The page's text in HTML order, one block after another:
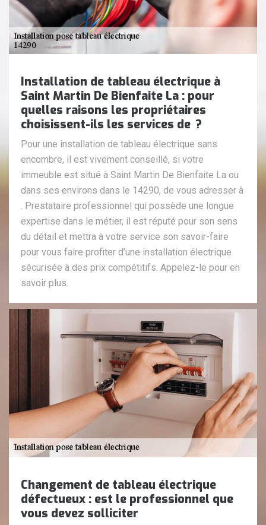
Installation de tableau électrique à
Saint Martin De Bienfaite La : pour
quelles raisons les propriétaires
choisissent-ils les services de ?
Pour une installation de tableau électrique sans
encombre, il est vivement conseillé, si votre
immeuble est situé à Saint Martin De Bienfaite La ou
dans ses environs dans le 14290, de vous adresser à
. Prestataire professionnel qui possède une longue
expertise dans le métier, il est réputé pour son sens
du détail et mettra à votre service son savoir-faire
pour vous faire profiter d’une installation électrique
sécurisée à des prix compétitifs. Appelez-le pour en
savoir plus.
Changement de tableau électrique
défectueux : est le professionnel que
vous devez solliciter